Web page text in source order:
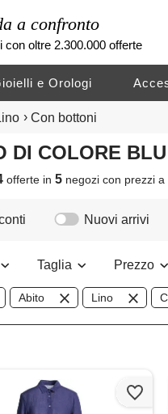
a confronto
con oltre 2.300.000 offerte
e Orologi
› Con bottoni
DI COLORE
offerte in5 negozicon prezzi
Nuovi arrivi
Taglia Prezzo
Abito Lino